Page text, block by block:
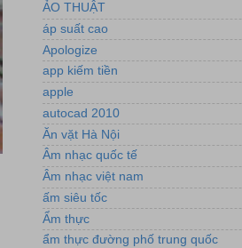
ẢO THUẬT
áp suất cao
Apologize
app kiếm tiền
apple
autocad 2010
Ăn vặt Hà Nội
Âm nhạc quốc tế
Âm nhạc việt nam
ấm siêu tốc
Ẩm thực
ẩm thực đường phố trung quốc